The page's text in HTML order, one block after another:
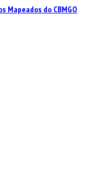
Mapeados do CBMGO